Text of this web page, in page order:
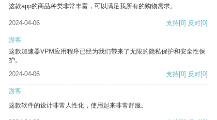
这款app的商品种类非常丰富，可以满足我所有的购物需求。
2024-04-06 支持[0] 反对[0]
游客
这款加速器VPM应用程序已经为我们带来了无限的隐私保护和安全性保
护。
2024-04-06
支持[0] 反对[0]
游客
这款软件的设计非常人性化，使用起来非常舒服。